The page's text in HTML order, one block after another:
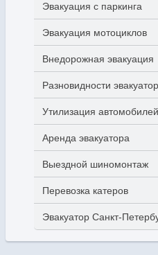
Эвакуация с паркинга
Эвакуация мотоциклов
Внедорожная эвакуация
Разновидности
Утилизация автомобилей
Аренда эвакуатора
Выездной шиномонтаж
Перевозка катеров
Эвакуатор Санкт-